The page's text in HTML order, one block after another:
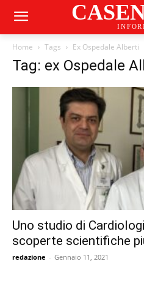
Home Tags Ex Ospedale Alberti
Tag: ex Ospedale
Uno studio di
scoperte scientifiche
redazione - Gennaio 11, 2021